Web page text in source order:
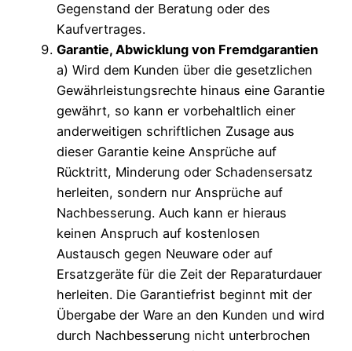
Gegenstand der Beratung oder des
Kaufvertrages.
Garantie, Abwicklung von Fremdgarantien
a) Wird dem Kunden über die gesetzlichen
Gewährleistungsrechte hinaus eine Garantie
gewährt, so kann er vorbehaltlich einer
anderweitigen schriftlichen Zusage aus
dieser Garantie keine Ansprüche auf
Rücktritt, Minderung oder Schadensersatz
herleiten, sondern nur Ansprüche auf
Nachbesserung. Auch kann er hieraus
keinen Anspruch auf kostenlosen
Austausch gegen Neuware oder auf
Ersatzgeräte für die Zeit der Reparaturdauer
herleiten. Die Garantiefrist beginnt mit der
Übergabe der Ware an den Kunden und wird
durch Nachbesserung nicht unterbrochen